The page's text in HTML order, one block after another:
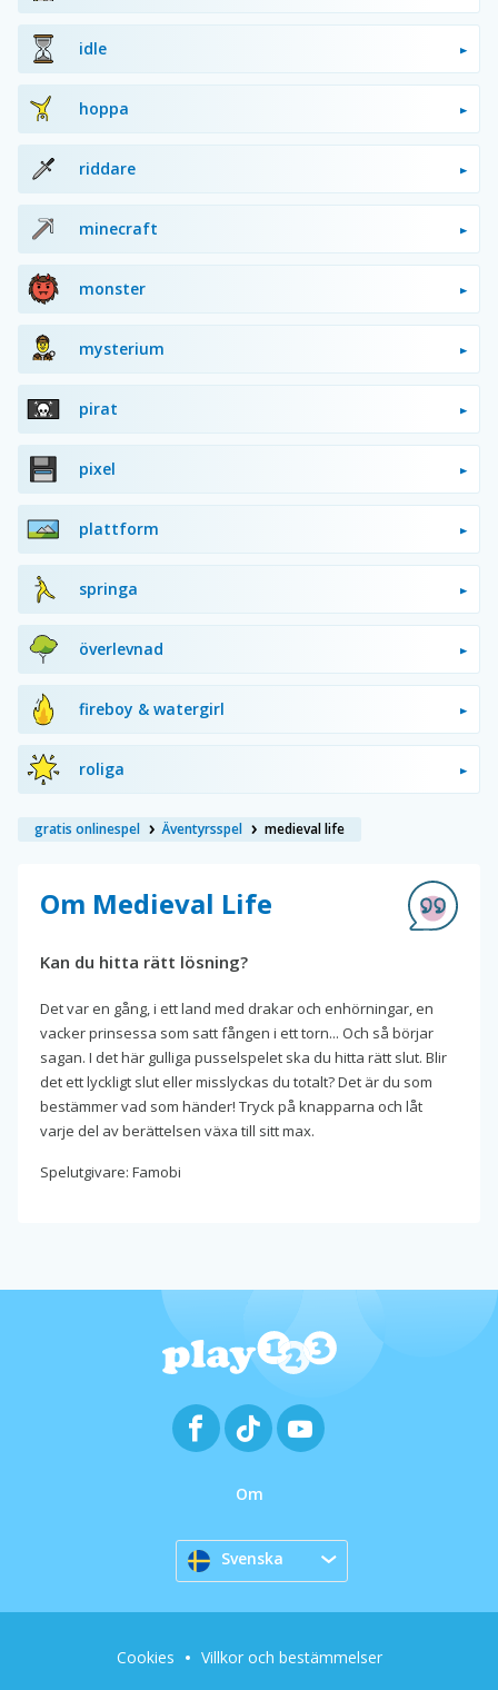
idle
hoppa
riddare
minecraft
monster
mysterium
pirat
pixel
plattform
springa
överlevnad
fireboy & watergirl
roliga
gratis onlinespel Äventyrsspel medieval life
Om Medieval Life
Kan du hitta rätt lösning?
Det var en gång, i ett land med drakar och enhörningar, en
vacker prinsessa som satt fången i ett torn... Och så börjar
sagan. I det här gulliga pusselspelet ska du hitta rätt slut. Blir
det ett lyckligt slut eller misslyckas du totalt? Det är du som
bestämmer vad som händer! Tryck på knapparna och låt
varje del av berättelsen växa till sitt max.
Spelutgivare: Famobi
Om
Svenska
Cookies Villkor och bestämmelser